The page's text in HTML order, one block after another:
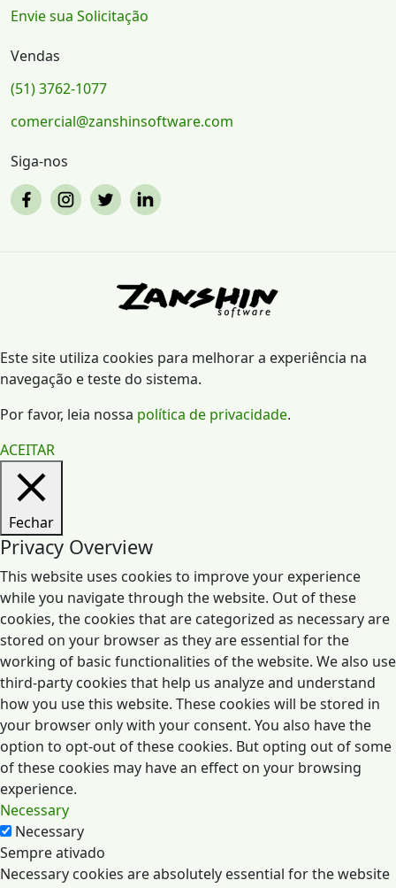
Envie sua Solicitação
Vendas
(51) 3762-1077
comercial@zanshinsoftware.com
Siga-nos
Este site utiliza cookies para melhorar a experiência na
navegação e teste do sistema.
Por favor, leia nossa política de privacidade.
ACEITAR
Fechar
Privacy Overview
This website uses cookies to improve your experience
while you navigate through the website. Out of these
cookies, the cookies that are categorized as necessary are
stored on your browser as they are essential for the
working of basic functionalities of the website. We also use
third-party cookies that help us analyze and understand
how you use this website. These cookies will be stored in
your browser only with your consent. You also have the
option to opt-out of these cookies. But opting out of some
of these cookies may have an effect on your browsing
experience.
Necessary
Necessary
Sempre ativado
Necessary cookies are absolutely essential for the website